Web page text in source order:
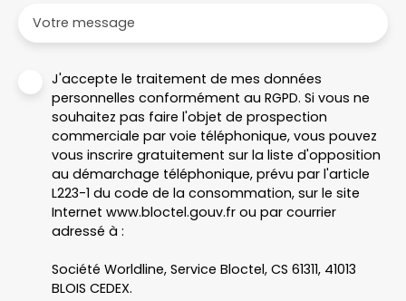
Votre message
J'accepte le traitement de mes données
personnelles conformément au RGPD. Si vous ne
souhaitez pas faire l'objet de prospection
commerciale par voie téléphonique, vous pouvez
vous inscrire gratuitement sur la liste d'opposition
au démarchage téléphonique, prévu par l'article
L223-1 du code de la consommation, sur le site
Internet www.bloctel.gouv.fr ou par courrier
adressé à :
Société Worldline, Service Bloctel, CS 61311, 41013
BLOIS CEDEX.